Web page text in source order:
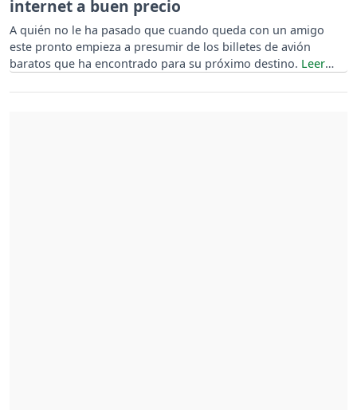
internet a buen precio
A quién no le ha pasado que cuando queda con un amigo
este pronto empieza a presumir de los billetes de avión
baratos que ha encontrado para su próximo destino.